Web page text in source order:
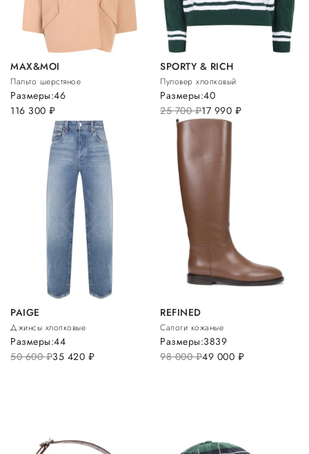
MAX&MOI
Пальто шерстяное
116 300 руб.
Размеры:46
SPORTY & RICH
Пуловер хлопковый
25 700руб.17 990 руб.
Размеры:40
PAIGE
Джинсы хлопковые
50 600руб.35 420 руб.
Размеры:44
REFINED
Сапоги кожаные
98 000руб.49 000 руб.
Размеры:3839